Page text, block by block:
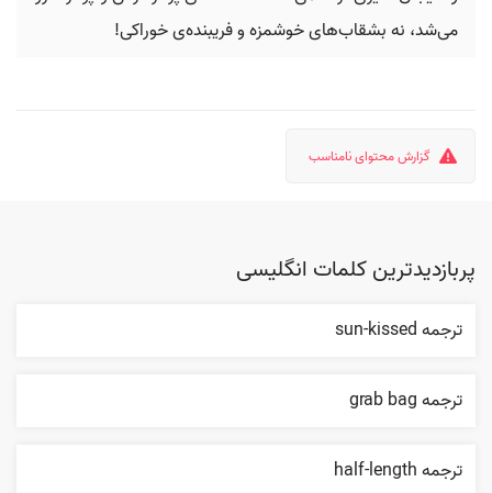
می‌شد، نه بشقاب‌های خوشمزه و فریبنده‌ی خوراکی!
گزارش محتوای نامناسب
پربازدیدترین کلمات انگلیسی
ترجمه sun-kissed
ترجمه grab bag
ترجمه half-length